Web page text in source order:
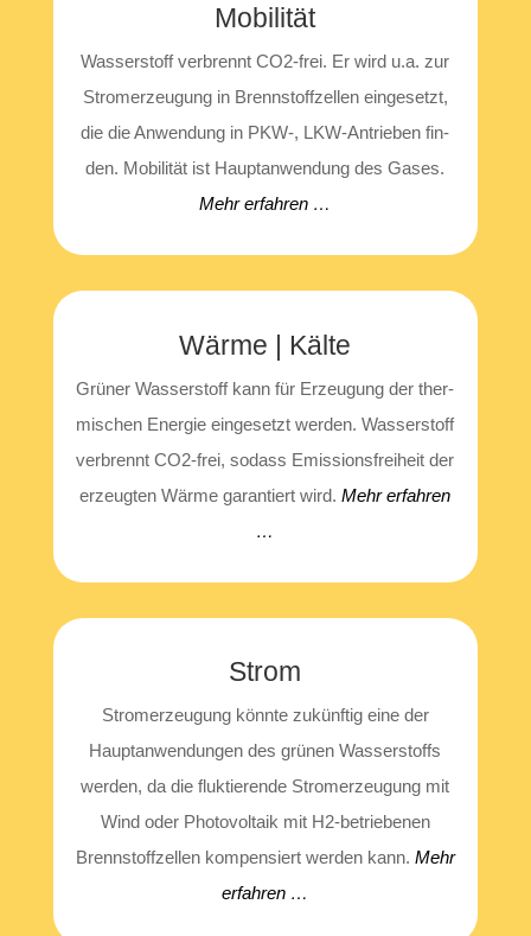
Mobi­li­tät
Was­ser­stoff ver­brennt CO2-frei. Er wird u.a. zur
Strom­erzeu­gung in Brenn­stoff­zel­len ein­ge­setzt,
die die Anwen­dung in PKW‑, LKW-Antrie­ben fin­
den. Mobi­li­tät ist Haupt­an­wen­dung des Gases.
Mehr erfah­ren …
Wär­me | Kälte
Grü­ner Was­ser­stoff kann für Erzeu­gung der ther­
mi­schen Ener­gie ein­ge­setzt wer­den. Was­ser­stoff
ver­brennt CO2-frei, sodass Emis­si­ons­frei­heit der
erzeug­ten Wär­me garan­tiert wird.Mehr erfah­ren
…
Strom
Strom­erzeu­gung könn­te zukünf­tig eine der
Haupt­an­wen­dun­gen des grü­nen Was­ser­stoffs
wer­den, da die fluk­tie­ren­de Strom­erzeu­gung mit
Wind oder Pho­to­vol­ta­ik mit H2-betrie­be­nen
Brenn­stoff­zel­len kom­pen­siert wer­den kann. Mehr
erfah­ren …